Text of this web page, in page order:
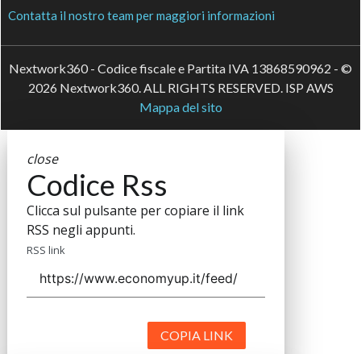
Contatta il nostro team per maggiori informazioni
Nextwork360 - Codice fiscale e Partita IVA 13868590962 - ©
2026 Nextwork360. ALL RIGHTS RESERVED. ISP AWS
Mappa del sito
close
Codice Rss
Clicca sul pulsante per copiare il link
RSS negli appunti.
RSS link
COPIA LINK